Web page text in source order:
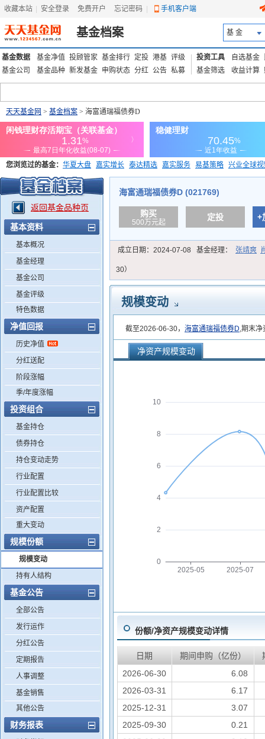
收藏本站 安全登录 免费开户 忘记密码 手机客户端
基金档案 基 金
基金数据 基金净值 投顾管家 基金排行 定投 港基 评级
基金公司
基金品种 新发基金 申购状态 分红 公告 私募
投资工具 自选基金
基金筛选
收益计算
天天基金网 > 基金档案 > 海富通瑞福债券D
您浏览过的基金： 华夏大盘 嘉实增长 泰达精选 嘉实服务 易基策略 兴业全球
添富优势 华安宏利 上证180价值ETF
返回基金品种页
基本资料
基本概况
基金经理
基金公司
基金评级
特色数据
净值回报
历史净值
分红送配
阶段涨幅
季/年度涨幅
投资组合
基金持仓
债券持仓
持仓变动走势
行业配置
行业配置比较
资产配置
重大变动
规模份额
规模变动
持有人结构
基金公告
全部公告
发行运作
分红公告
定期报告
人事调整
基金销售
其他公告
财务报表
海富通瑞福债券D (021769)
购买
500万元起
定投 +
成立日期： 2024-07-08 基金经理： 张靖爽
30）
规模变动
截至2026-06-30， 海富通瑞福债券D,期末
净资产规模变动
0
2
4
6
8
10
2025-05 2025-07
份额/净资产规模变动详情
日期 期间申购（亿份）
2026-06-30
6.08
2026-03-31
6.17
2025-12-31
3.07
2025-09-30
0.21